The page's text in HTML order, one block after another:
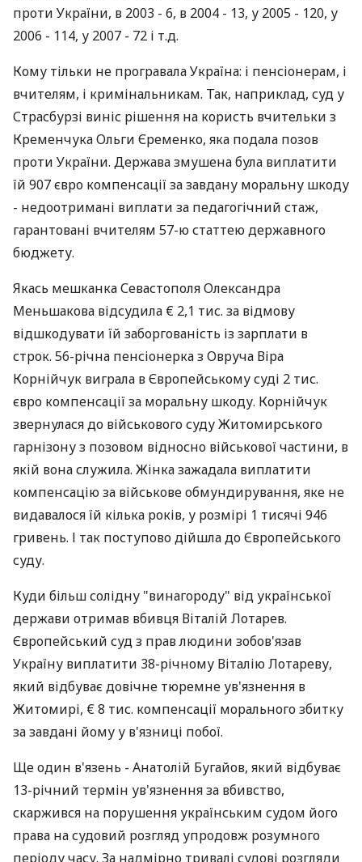
проти України, в 2003 - 6, в 2004 - 13, у 2005 - 120, у
2006 - 114, у 2007 - 72 і т.д.
Кому тільки не програвала Україна: і пенсіонерам, і
вчителям, і кримінальникам. Так, наприклад, суд у
Страсбурзі виніс рішення на користь вчительки з
Кременчука Ольги Єременко, яка подала позов
проти України. Держава змушена була виплатити
їй 907 євро компенсації за завдану моральну шкоду
- недоотримані виплати за педагогічний стаж,
гарантовані вчителям 57-ю статтею державного
бюджету.
Якась мешканка Севастополя Олександра
Меньшакова відсудила € 2,1 тис. за відмову
відшкодувати їй заборгованість із зарплати в
строк. 56-річна пенсіонерка з Овруча Віра
Корнійчук виграла в Європейському суді 2 тис.
євро компенсації за моральну шкоду. Корнійчук
звернулася до військового суду Житомирського
гарнізону з позовом відносно військової частини, в
якій вона служила. Жінка зажадала виплатити
компенсацію за військове обмундирування, яке не
видавалося їй кілька років, у розмірі 1 тисячі 946
гривень. І так поступово дійшла до Європейського
суду.
Куди більш солідну "винагороду" від української
держави отримав вбивця Віталій Лотарев.
Європейський суд з прав людини зобов'язав
Україну виплатити 38-річному Віталію Лотареву,
який відбуває довічне тюремне ув'язнення в
Житомирі, € 8 тис. компенсації морального збитку
за завдані йому у в'язниці побої.
Ще один в'язень - Анатолій Бугайов, який відбуває
13-річний термін ув'язнення за вбивство,
скаржився на порушення українським судом його
права на судовий розгляд упродовж розумного
періоду часу. За надмірно тривалі судові розгляди